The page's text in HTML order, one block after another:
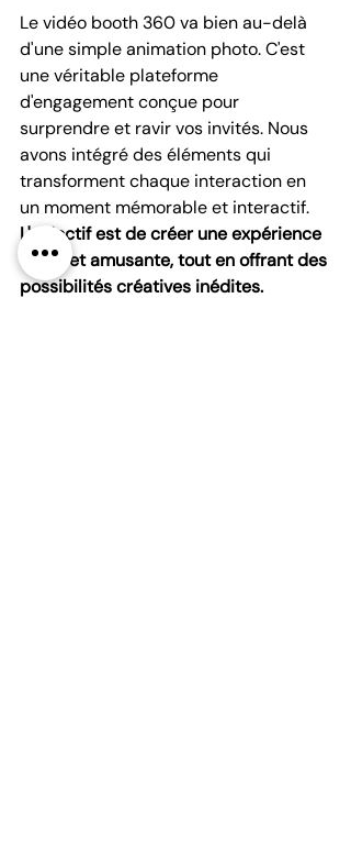
Le vidéo booth 360 va bien au-delà
d'une simple animation photo. C'est
une véritable plateforme
d'engagement conçue pour
surprendre et ravir vos invités. Nous
avons intégré des éléments qui
transforment chaque interaction en
un moment mémorable et interactif.
L'objectif est de créer une expérience
fluide et amusante, tout en offrant des
possibilités créatives inédites.